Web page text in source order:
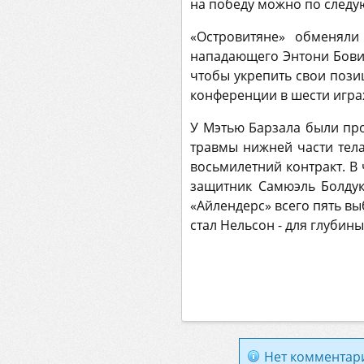
на победу можно по
«Островитяне»
нападающего Энтони
чтобы укрепить свои
конференции в шести
У Мэтью Барзала были
травмы нижней части
восьмилетний контракт.
защитник Самюэль
«Айлендерс» всего пять
стал Нельсон - для
Нет